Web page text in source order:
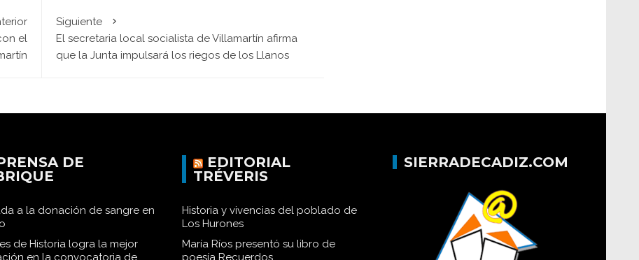
el
Siguiente
El secretaria local socialista de Villamartín afirma
que la Junta impulsará los riegos de los Llanos
DE
a la donación de sangre en
de Historia logra la mejor
en la convocatoria de
EDITORIAL
TRÉVERIS
Historia y vivencias del poblado de
Los Hurones
María Ríos presentó su libro de
poesía Recuerdos
SIERRADECADIZ.COM